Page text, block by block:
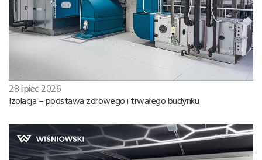
28 lipiec 2026
Izolacja – podstawa zdrowego i trwałego budynku